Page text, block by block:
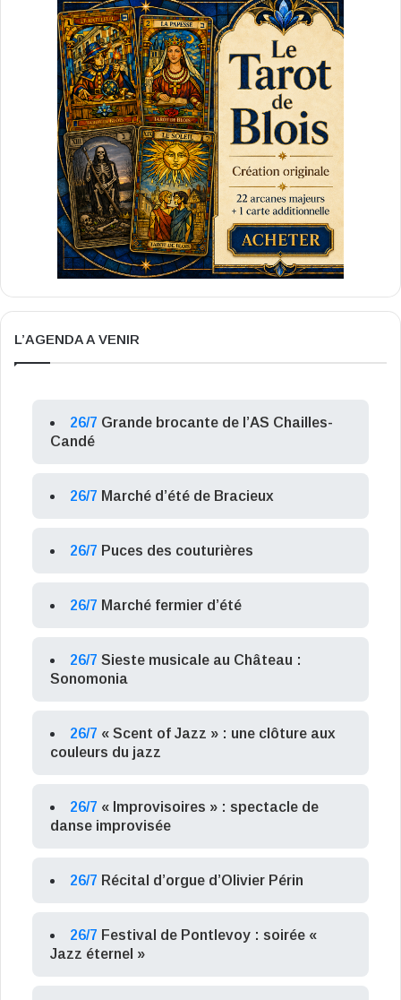
L’AGENDA A VENIR
26/7 Grande brocante de l’AS Chailles-
Candé
26/7 Marché d’été de Bracieux
26/7 Puces des couturières
26/7 Marché fermier d’été
26/7 Sieste musicale au Château :
Sonomonia
26/7 « Scent of Jazz » : une clôture aux
couleurs du jazz
26/7 « Improvisoires » : spectacle de
danse improvisée
26/7 Récital d’orgue d’Olivier Périn
26/7 Festival de Pontlevoy : soirée «
Jazz éternel »